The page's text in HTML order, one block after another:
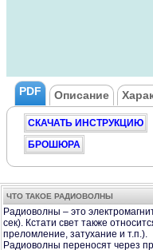
PDF Описание
СКАЧАТЬ ИНСТРУКЦИЮ
БРОШЮРА
ЧТО ТАКОЕ РАДИОВОЛНЫ
Радиоволны – это
сек). Кстати свет также
преломление, затухание и т.п.).
Радиоволны переносят через